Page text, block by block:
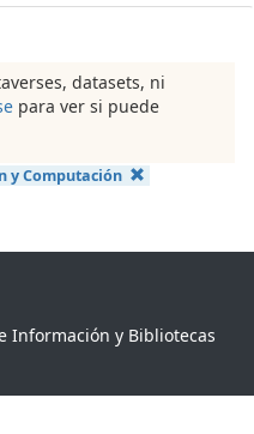
datasets, ni
para ver si puede
y Computación
Información y Bibliotecas